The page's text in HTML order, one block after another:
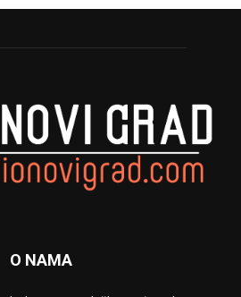
O NAMA